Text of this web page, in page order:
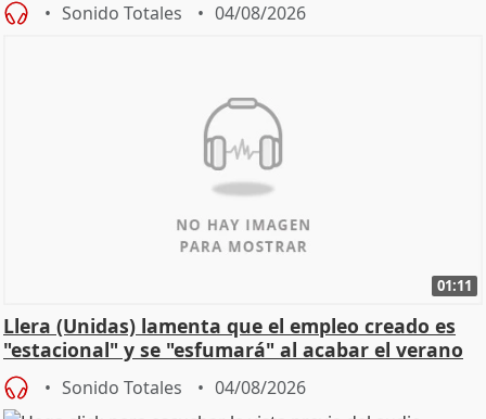
Sonido Totales 04/08/2026
01:11
Llera (Unidas) lamenta que el empleo creado es
"estacional" y se "esfumará" al acabar el verano
Sonido Totales 04/08/2026